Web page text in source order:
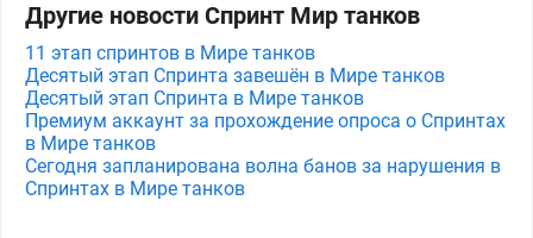
Другие новости Спринт Мир танков
11 этап спринтов в Мире танков
Десятый этап Спринта завешён в Мире танков
Десятый этап Спринта в Мире танков
Премиум аккаунт за прохождение опроса о Спринтах
в Мире танков
Сегодня запланирована волна банов за нарушения в
Спринтах в Мире танков